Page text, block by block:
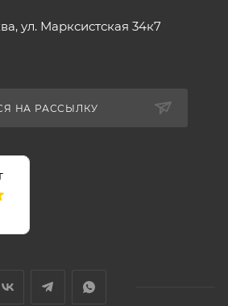
ул. Марксистская 34к7
НА РАССЫЛКУ